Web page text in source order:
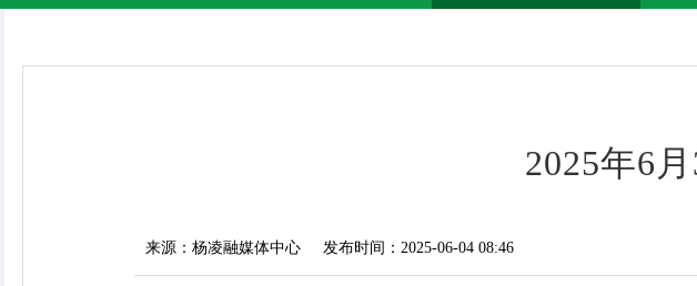
2025年6
来源：杨凌融媒体中心 发布时间：2025-06-04 08:46